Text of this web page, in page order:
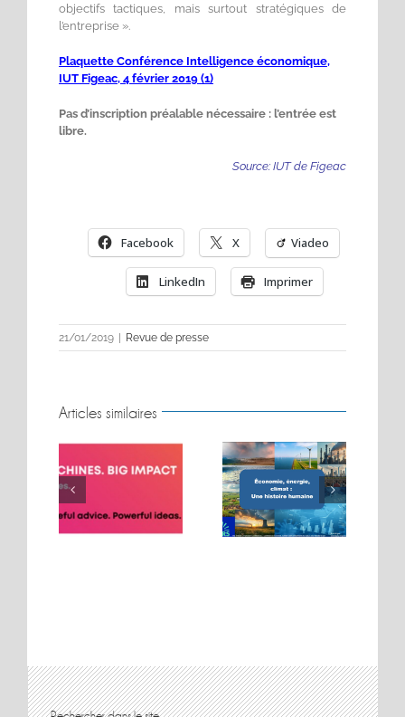
objectifs tactiques, mais surtout stratégiques de
l’entreprise ».
Plaquette Conférence Intelligence économique,
IUT Figeac, 4 février 2019 (1)
Pas d’inscription préalable nécessaire : l’entrée est
libre.
Source: IUT de Figeac
Facebook X Viadeo
LinkedIn Imprimer
21/01/2019 Revue de presse
Articles similaires